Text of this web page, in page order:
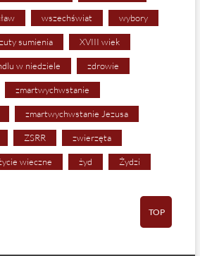
wszechświat wybory
sumienia XVIII wiek
w niedziele zdrowie
zmartwychwstanie
zmartwychwstanie Jezusa
ZSRR zwierzęta
wieczne żyd Żydzi
TOP